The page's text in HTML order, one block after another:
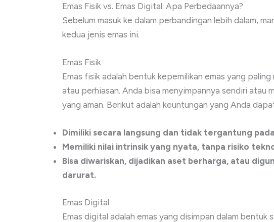
Emas Fisik vs. Emas Digital: Apa Perbedaannya?
Sebelum masuk ke dalam perbandingan lebih dalam,
kedua jenis emas ini.
Emas Fisik
Emas fisik adalah bentuk kepemilikan emas yang
atau perhiasan. Anda bisa menyimpannya sendiri atau
yang aman. Berikut adalah keuntungan yang Anda
Dimiliki secara langsung dan tidak tergantung
Memiliki nilai intrinsik yang nyata, tanpa risiko
Bisa diwariskan, dijadikan aset berharga, atau
darurat.
Emas Digital
Emas digital adalah emas yang disimpan dalam